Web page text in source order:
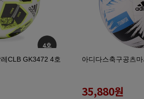
CLB GK3472 4호
아디다스축구공츠
35,880원